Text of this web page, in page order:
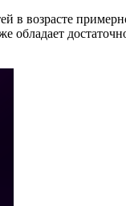
в возрасте
обладает